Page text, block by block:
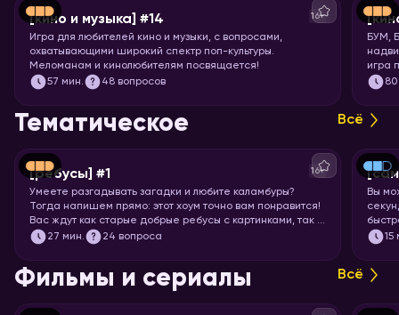
[кино и музыка] #14 16+
Игра для любителей кино и музыки, с вопросами,
охватывающими широкий спектр поп-культуры.
Меломанам и кинолюбителям посвящается!
57 мин. 48 вопросов
БУМ,
игра
Вас
миску
80
Тематическое Всё
[ребусы] #1 16+
Умеете разгадывать загадки и любите каламбуры?
Тогда напишем прямо: этот хоум точно вам понравится!
Вас ждут как старые добрые ребусы с картинками, так и
вопросы с визуальными подсказками. Вспоминайте, что
27 мин. 24 вопроса
Вы
15
Фильмы и сериалы Всё